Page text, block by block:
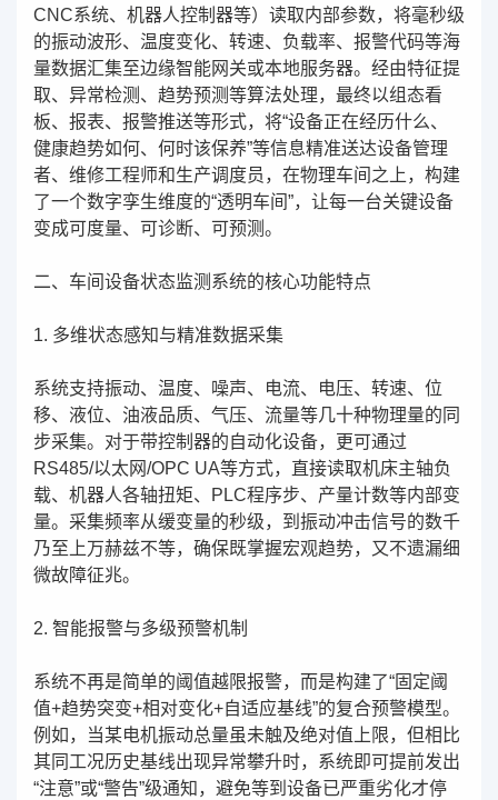
CNC系统、机器人控制器等）读取内部参数，将毫秒级
的振动波形、温度变化、转速、负载率、报警代码等海
量数据汇集至边缘智能网关或本地服务器。经由特征提
取、异常检测、趋势预测等算法处理，最终以组态看
板、报表、报警推送等形式，将“设备正在经历什么、
健康趋势如何、何时该保养”等信息精准送达设备管理
者、维修工程师和生产调度员，在物理车间之上，构建
了一个数字孪生维度的“透明车间”，让每一台关键设备
变成可度量、可诊断、可预测。
二、车间设备状态监测系统的核心功能特点
1. 多维状态感知与精准数据采集
系统支持振动、温度、噪声、电流、电压、转速、位
移、液位、油液品质、气压、流量等几十种物理量的同
步采集。对于带控制器的自动化设备，更可通过
RS485/以太网/OPC UA等方式，直接读取机床主轴负
载、机器人各轴扭矩、PLC程序步、产量计数等内部变
量。采集频率从缓变量的秒级，到振动冲击信号的数千
乃至上万赫兹不等，确保既掌握宏观趋势，又不遗漏细
微故障征兆。
2. 智能报警与多级预警机制
系统不再是简单的阈值越限报警，而是构建了“固定阈
值+趋势突变+相对变化+自适应基线”的复合预警模型。
例如，当某电机振动总量虽未触及绝对值上限，但相比
其同工况历史基线出现异常攀升时，系统即可提前发出
“注意”或“警告”级通知，避免等到设备已严重劣化才停